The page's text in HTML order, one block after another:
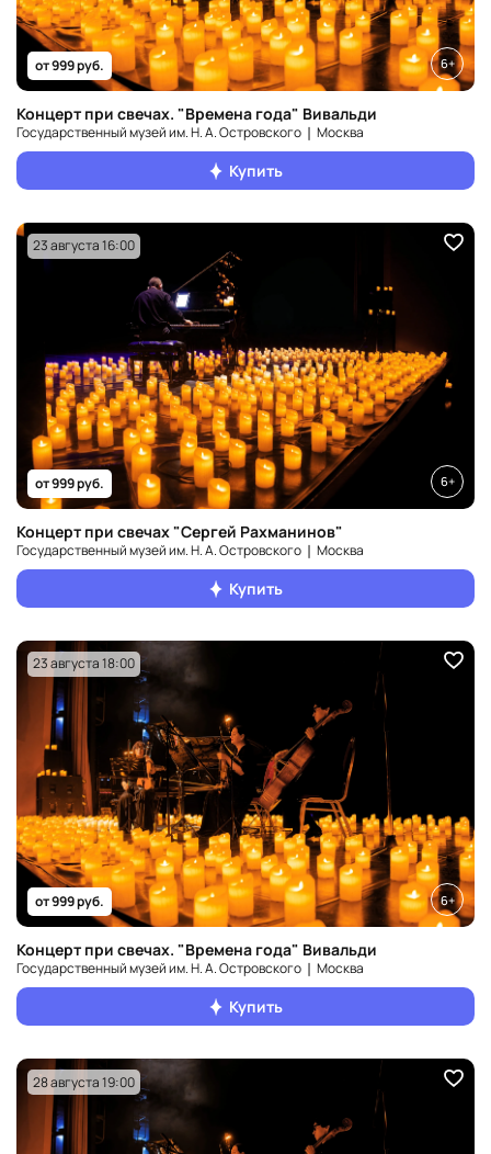
от 999 руб. 6+
Концерт при свечах. "Времена года" Вивальди
Государственный музей им. Н. А. Островского ❘ Москва
Купить
23 августа 16:00
от 999 руб. 6+
Концерт при свечах "Сергей Рахманинов"
Государственный музей им. Н. А. Островского ❘ Москва
Купить
23 августа 18:00
от 999 руб. 6+
Концерт при свечах. "Времена года" Вивальди
Государственный музей им. Н. А. Островского ❘ Москва
Купить
28 августа 19:00